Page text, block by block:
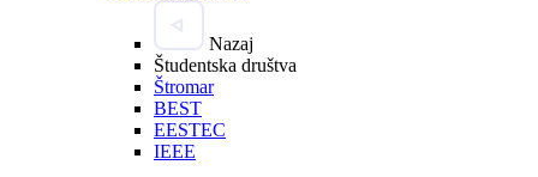
Nazaj
Študentska društva
Štromar
BEST
EESTEC
IEEE